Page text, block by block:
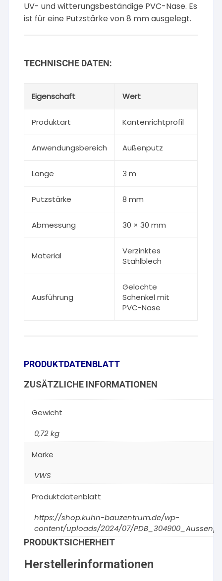
UV- und witterungsbeständige PVC-Nase. Es
ist für eine Putzstärke von 8 mm ausgelegt.
TECHNISCHE DATEN:
Eigenschaft Wert
Produktart Kantenrichtprofil
Anwendungsbereich Außenputz
Länge 3 m
Putzstärke 8 mm
Abmessung 30 × 30 mm
Material
Verzinktes
Stahlblech
Ausführung
Gelochte
Schenkel mit
PVC-Nase
PRODUKTDATENBLATT
ZUSÄTZLICHE INFORMATIONEN
Gewicht
0,72 kg
Marke
VWS
Produktdatenblatt
https://shop.kuhn-bauzentrum.de/wp-
content/uploads/2024/07/
PRODUKTSICHERHEIT
Herstellerinformationen